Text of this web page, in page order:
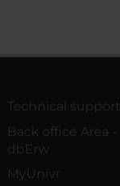
Technical support
Back office Area -
dbErw
MyUnivr